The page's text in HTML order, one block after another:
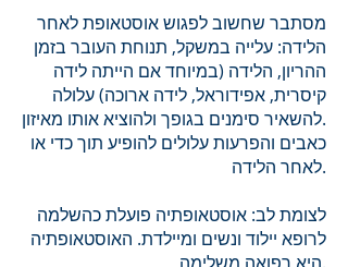
מסתבר שחשוב לפגוש אוסטאופת לאחר
הלידה: עלייה במשקל, תנוחת העובר בזמן
ההריון, הלידה (במיוחד אם הייתה לידה
קיסרית, אפידוראל, לידה ארוכה) עלולה
להשאיר סימנים בגופך ולהוציא אותו מאיזון.
כאבים והפרעות עלולים להופיע תוך כדי או
לאחר הלידה.
לצומת לב: אוסטאופתיה פועלת כהשלמה
לרופא יילוד ונשים ומיילדת. האוסטאופתיה